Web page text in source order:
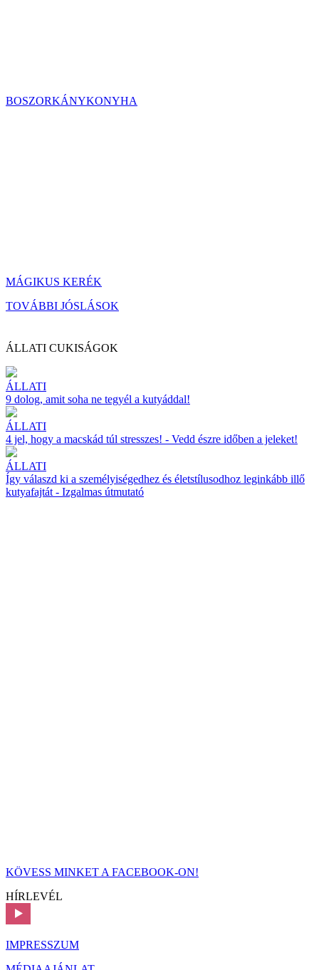
BOSZORKÁNYKONYHA
MÁGIKUS KERÉK
TOVÁBBI JÓSLÁSOK
ÁLLATI CUKISÁGOK
ÁLLATI
9 dolog, amit soha ne tegyél a kutyáddal!
ÁLLATI
4 jel, hogy a macskád túl stresszes! - Vedd észre időben a jeleket!
ÁLLATI
Így válaszd ki a személyiségedhez és életstílusodhoz leginkább illő
kutyafajtát - Izgalmas útmutató
KÖVESS MINKET A FACEBOOK-ON!
HÍRLEVÉL
IMPRESSZUM